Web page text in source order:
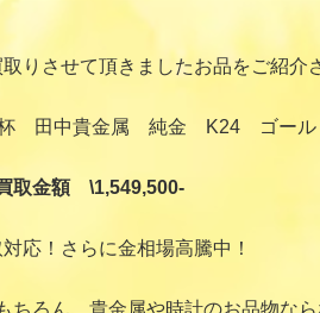
りさせて頂きましたお品をご紹介
田中貴金属 純金 K24 ゴール
取金額 \1,549,500-
応！さらに金相場高騰中！
ちろん、貴金属や時計のお品物な